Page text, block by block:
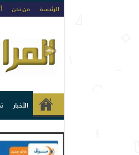
الرئيسة من نحن
الأخبار